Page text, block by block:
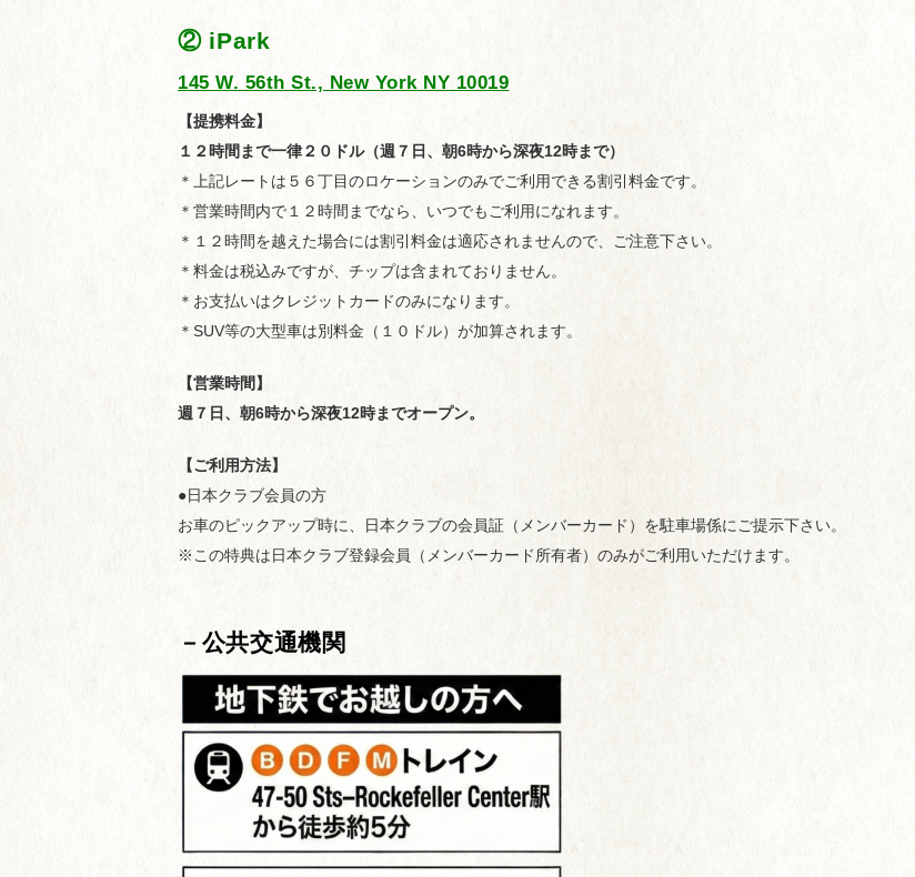
② iPark
145 W. 56th St., New York NY 10019
【提携料金】
１２時間まで一律２０ドル（週７日、朝6時から深夜12時まで）
＊上記レートは５６丁目のロケーションのみでご利用できる割引料金です。
＊営業時間内で１２時間までなら、いつでもご利用になれます。
＊１２時間を越えた場合には割引料金は適応されませんので、ご注意下さい。
＊料金は税込みですが、チップは含まれておりません。
＊お支払いはクレジットカードのみになります。
＊SUV等の大型車は別料金（１０ドル）が加算されます。
【営業時間】
週７日、朝6時から深夜12時までオープン。
【ご利用方法】
●日本クラブ会員の方
お車のピックアップ時に、日本クラブの会員証（メンバーカード）を駐車場係にご提示下さい。
※この特典は日本クラブ登録会員（メンバーカード所有者）のみがご利用いただけます。
－公共交通機関